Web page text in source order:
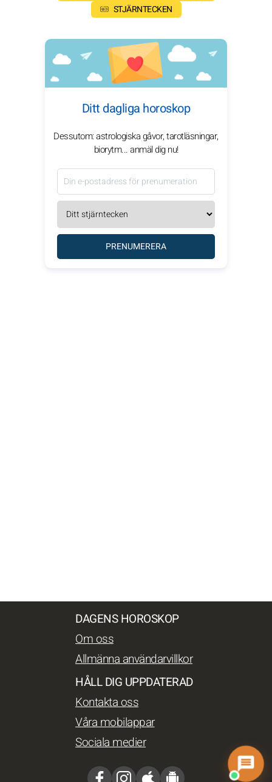
STJÄRNTECKEN
Ditt dagliga horoskop
Dessutom: astrologiska gåvor, tarotläsningar,
biorytm... anmäl dig nu!
PRENUMERERA
DAGENS HOROSKOP
Om oss
Allmänna användarvillkor
HÅLL DIG UPPDATERAD
Kontakta oss
Våra mobilappar
Sociala medier